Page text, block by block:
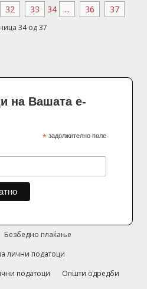
32 33 34 ... 36 37
34 од 37
на Вашата е-
* задолжително поле
Безбедно плаќање
лични податоци
податоци
Општи одредби